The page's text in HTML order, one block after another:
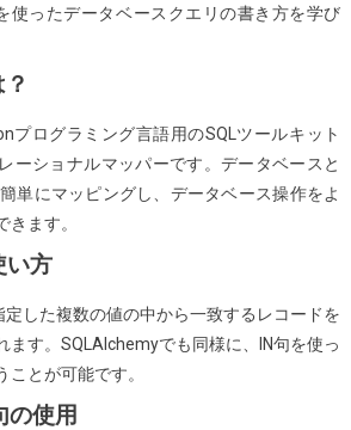
IN
使ったデータベースクエリの書き方を学び
プログラミング言語用のSQLツールキット
ーショナルマッパーです。データベースと
単にマッピングし、データベース操作をよ
きます。
い方
定した複数の値の中から一致するレコードを
ます。SQLAlchemyでも同様に、IN句を使っ
とが可能です。
の使用